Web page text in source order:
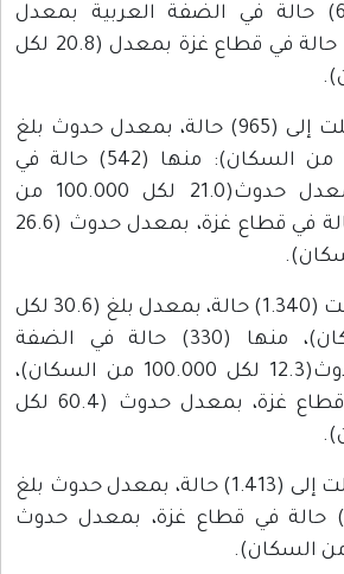
السكان، منها (633) حالة في الضفة العربية بمعدل
حدوث(27.8)، و(319) حالة في قطاع غزة بمعدل (20.8 لكل
وفي العام 2011 وصلت إلى (965) حالة، بمعدل حدوث بلغ
(23.1 لكل 100.000 من السكان): منها (542) حالة في
الضفة الغربية، بمعدل حدوث(21.0 لكل 100.000 من
السكان)، و(423) حالة في قطاع غزة، بمعدل حدوث (26.6
وفي العام 2012 وصلت (1.340) حالة، بمعدل بلغ (30.6 لكل
100.000 من السكان)، منها (330) حالة في الضفة
الغربية، بمعدل حدوث(12.3 لكل 100.000 من السكان)،
و(1010) حالات في قطاع غزة، بمعدل حدوث (60.4 لكل
وفي العام 2013 وصلت إلى (1.413) حالة، بمعدل حدوث بلغ
(31.5 لكل 100.000) حالة في قطاع غزة، بمعدل حدوث